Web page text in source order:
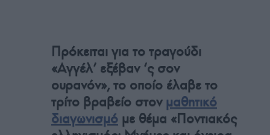
Πρόκειται για το τραγούδι
«Αγγέλ’ εξέβαν ‘ς σον
ουρανόν», το οποίο έλαβε το
τρίτο βραβείο στον μαθητικό
διαγωνισμό με θέμα «Ποντιακός